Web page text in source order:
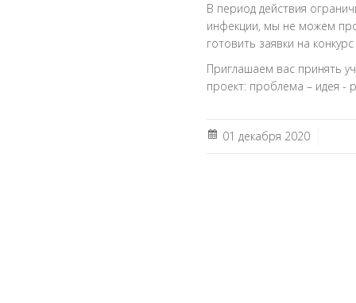
В период действия
инфекции, мы не можем
готовить заявки на
Приглашаем вас принять
проект: проблема – идея -
01 декабря 2020